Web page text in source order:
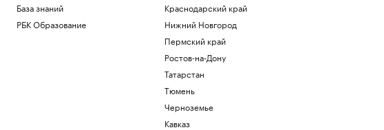
База знаний
РБК Образование
Краснодарский край
Нижний Новгород
Пермский край
Ростов-на-Дону
Татарстан
Тюмень
Черноземье
Кавказ